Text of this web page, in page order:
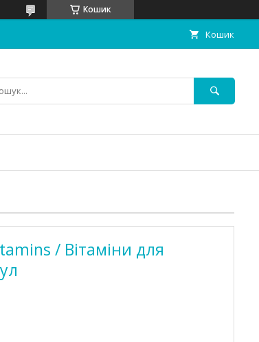
Кошик
Кошик
/ Вітаміни для